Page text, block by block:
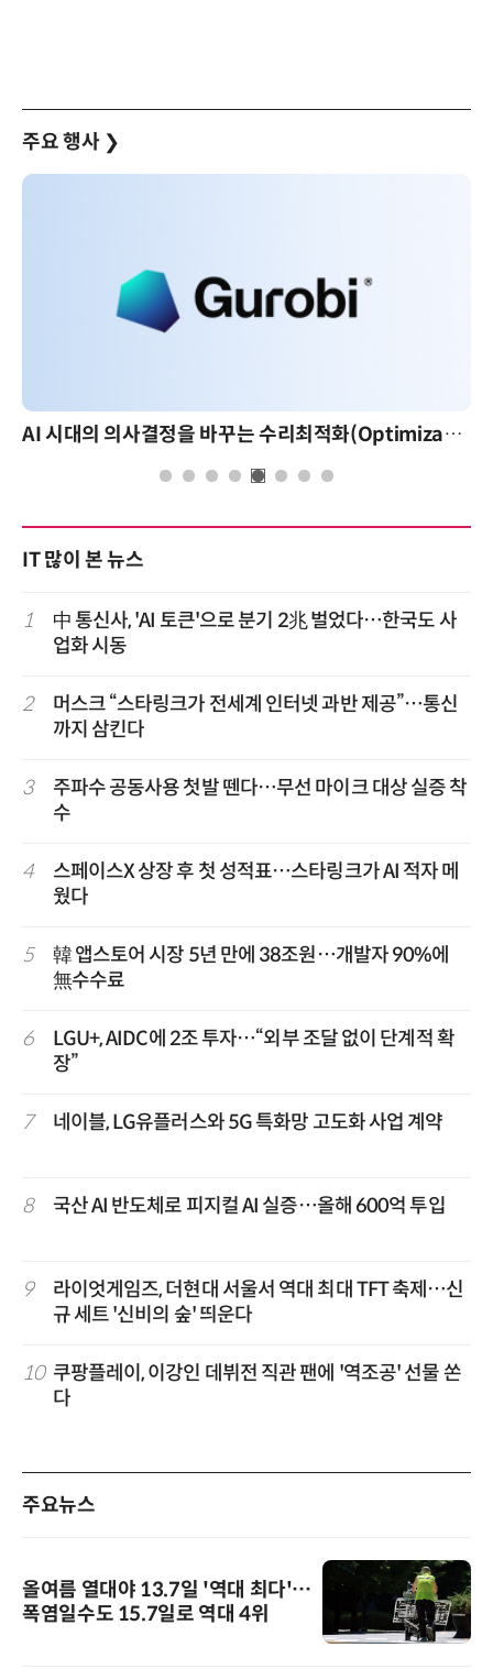
주요 행사 ❯
AI 시대의 의사결정을 바꾸는 수리최적화(Optimization): 실제 산업 적용 사례와 활용 전략
IT 많이 본 뉴스
1
中 통신사, 'AI 토큰'으로 분기 2兆 벌었다…한국도 사
업화 시동
2
머스크 “스타링크가 전세계 인터넷 과반 제공”…통신
까지 삼킨다
3
주파수 공동사용 첫발 뗀다…무선 마이크 대상 실증 착
수
4
스페이스X 상장 후 첫 성적표…스타링크가 AI 적자 메
웠다
5
韓 앱스토어 시장 5년 만에 38조원…개발자 90%에
無수수료
6
LGU+, AIDC에 2조 투자…“외부 조달 없이 단계적 확
장”
7 네이블, LG유플러스와 5G 특화망 고도화 사업 계약
8 국산 AI 반도체로 피지컬 AI 실증…올해 600억 투입
9
라이엇게임즈, 더현대 서울서 역대 최대 TFT 축제…신
규 세트 '신비의 숲' 띄운다
10 쿠팡플레이, 이강인 데뷔전 직관 팬에 '역조공' 선물 쏜
다
주요뉴스
올여름 열대야 13.7일 '역대 최다'…
폭염일수도 15.7일로 역대 4위